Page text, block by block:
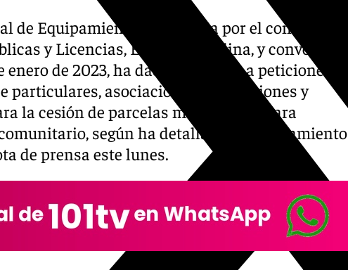
de Equipamientos, presidida por el concejal de
y Licencias, Enrique Catalina, y convocada
enero de 2023, ha dado respuesta a peticiones
particulares, asociaciones, instituciones y
la cesión de parcelas municipales para
comunitario, según ha detallado el Ayuntamiento
de prensa este lunes.